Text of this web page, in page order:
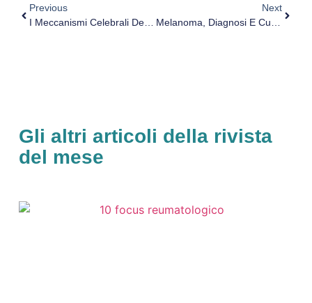
Previous
I Meccanismi Celebrali Dei Comportamenti Altruistici Selettivi
Next
Melanoma, Diagnosi E Cura. Intervista Al Dott. Mario Santinami
Gli altri articoli della rivista
del mese